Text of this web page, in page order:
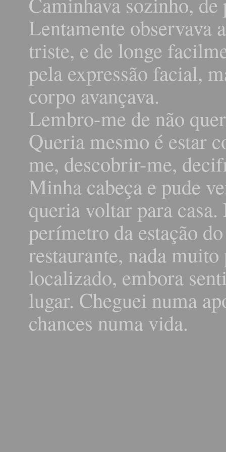
Lentamente observava
triste, e de longe
pela expressão facial,
corpo avançava.
Lembro-me de não
Queria mesmo é estar
me, descobrir-me,
Minha cabeça e pude
queria voltar para
perímetro da estação
restaurante, nada
localizado, embora
lugar. Cheguei numa
chances numa vida.